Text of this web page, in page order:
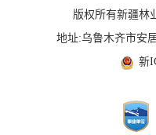
版权所有新疆林
地址:乌鲁木齐市安
新